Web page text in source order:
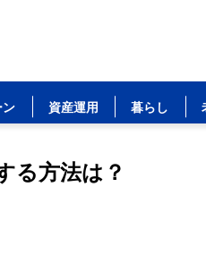
ン 資産運用 暮らし
る方法は？